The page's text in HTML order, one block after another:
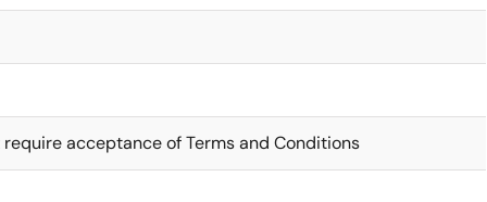
require acceptance of Terms and Conditions